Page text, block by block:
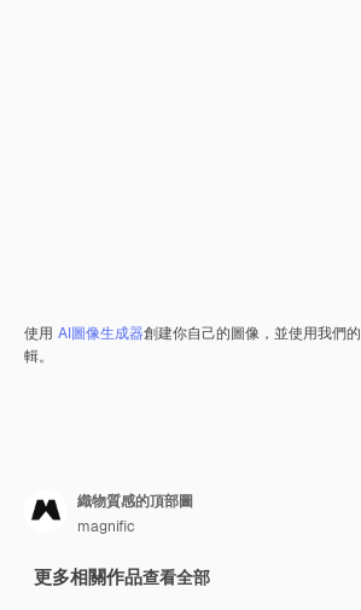
使用 AI圖像生成器創建你自己的圖像，並使用我們的
輯。
織物質感的頂部圖
magnific
更多相關作品查看全部